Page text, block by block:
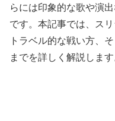
らには印象的な歌や演
です。本記事では、ス
トラベル的な戦い方、
までを詳しく解説します